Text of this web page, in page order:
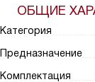
ОБЩИЕ
Категория
Предназначение
Комплектация